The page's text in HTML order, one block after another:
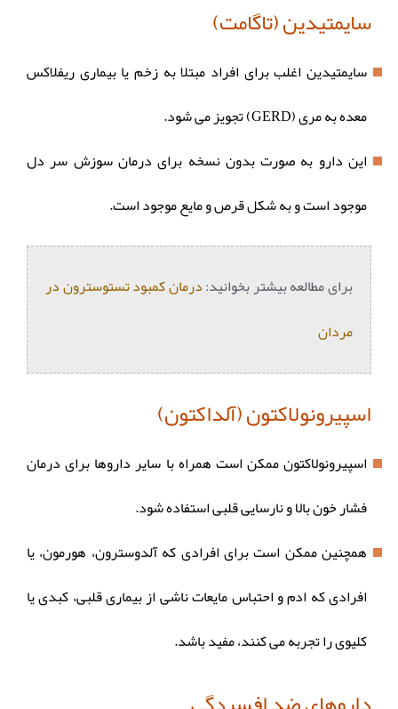
سایمتیدین (تاگامت)
سایمتیدین اغلب برای افراد مبتلا به زخم یا بیماری ریفلاکس
معده به مری (GERD) تجویز می شود.
این دارو به صورت بدون نسخه برای درمان سوزش سر دل
موجود است و به شکل قرص و مایع موجود است.
برای مطالعه بیشتر بخوانید:درمان کمبود تستوسترون در
مردان
اسپیرونولاکتون (آلداکتون)
اسپیرونولاکتون ممکن است همراه با سایر داروها برای درمان
فشار خون بالا و نارسایی قلبی استفاده شود.
همچنین ممکن است برای افرادی که آلدوسترون، هورمون، یا
افرادی که ادم و احتباس مایعات ناشی از بیماری قلبی، کبدی یا
کلیوی را تجربه می کنند، مفید باشد.